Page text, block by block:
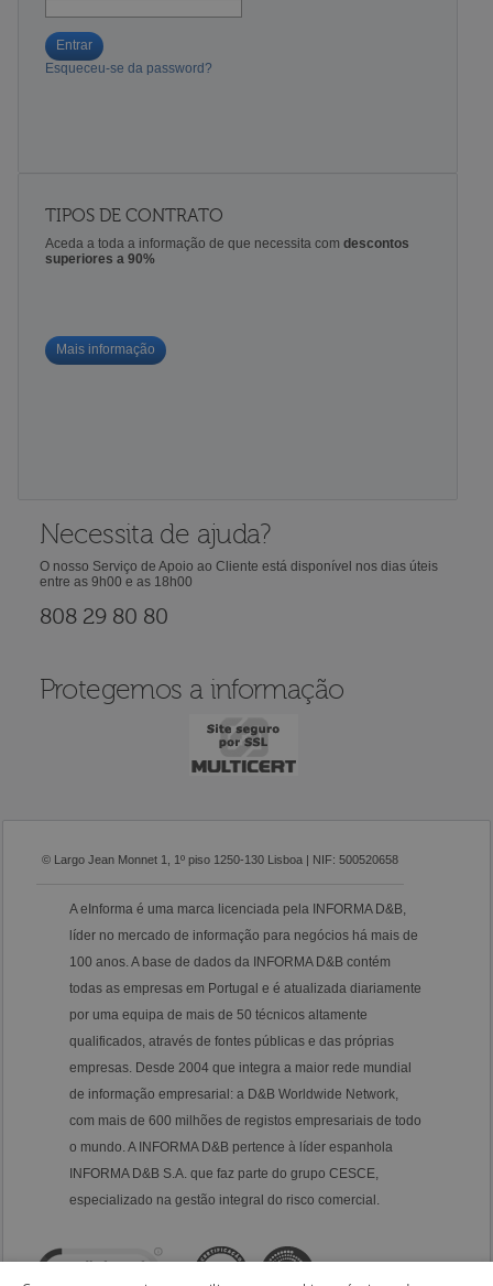
Entrar
Esqueceu-se da password?
TIPOS DE CONTRATO
Aceda a toda a informação de que necessita com descontos
superiores a 90%
Mais informação
Necessita de ajuda?
O nosso Serviço de Apoio ao Cliente está disponível nos dias úteis
entre as 9h00 e as 18h00
808 29 80 80
Protegemos a informação
© Largo Jean Monnet 1, 1º piso 1250-130 Lisboa | NIF: 500520658
A eInforma é uma marca licenciada pela INFORMA D&B,
líder no mercado de informação para negócios há mais de
100 anos. A base de dados da INFORMA D&B contém
todas as empresas em Portugal e é atualizada diariamente
por uma equipa de mais de 50 técnicos altamente
qualificados, através de fontes públicas e das próprias
empresas. Desde 2004 que integra a maior rede mundial
de informação empresarial: a D&B Worldwide Network,
com mais de 600 milhões de registos empresariais de todo
o mundo. A INFORMA D&B pertence à líder espanhola
INFORMA D&B S.A. que faz parte do grupo CESCE,
especializado na gestão integral do risco comercial.